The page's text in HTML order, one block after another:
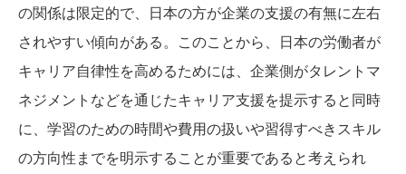
の関係は限定的で、日本の方が企業の支援の有無に左右
されやすい傾向がある。このことから、日本の労働者が
キャリア自律性を高めるためには、企業側がタレントマ
ネジメントなどを通じたキャリア支援を提示すると同時
に、学習のための時間や費用の扱いや習得すべきスキル
の方向性までを明示することが重要であると考えられ